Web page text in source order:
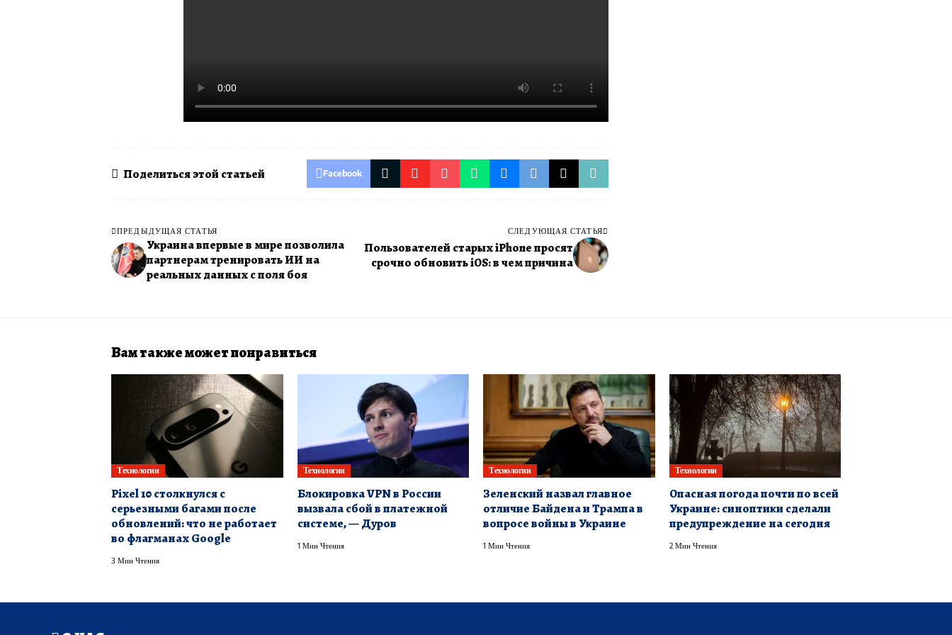
маршрутов (например, более быстрый путь, но с платной дорогой) и
предупреждать о препятствиях в реальном времени.
Поделиться этой статьей Facebook
ПРЕДЫДУЩАЯ СТАТЬЯ
Украина впервые в мире позволила
партнерам тренировать ИИ на
реальных данных с поля боя
СЛЕДУЮЩАЯ СТАТЬЯ
Пользователей старых iPhone просят
срочно обновить iOS: в чем причина
Вам также может понравиться
Технологии
Pixel 10 столкнулся с
серьезными багами после
обновлений: что не работает
во флагманах Google
3 Мин Чтения
Технологии
Блокировка VPN в России
вызвала сбой в платежной
системе, — Дуров
1 Мин Чтения
Технологии
Зеленский назвал главное
отличие Байдена и Трампа в
вопросе войны в Украине
1 Мин Чтения
Технологии
Опасная погода почти по всей
Украине: синоптики сделали
предупреждение на сегодня
2 Мин Чтения